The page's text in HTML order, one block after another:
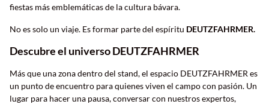
fiestas más emblemáticas de la cultura bávara.
No es solo un viaje. Es formar parte del espíritu DEUTZFAHRMER.
Descubre el universo DEUTZFAHRMER
Más que una zona dentro del stand, el espacio DEUTZFAHRMER es
un punto de encuentro para quienes viven el campo con pasión. Un
lugar para hacer una pausa, conversar con nuestros expertos,